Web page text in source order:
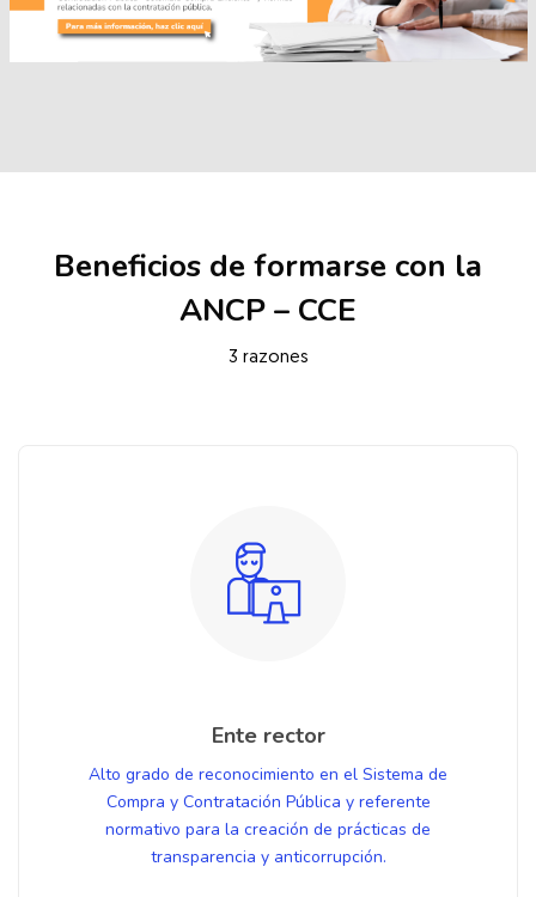
Beneficios de formarse con la
ANCP – CCE
3 razones
Ente rector
Alto grado de reconocimiento en el Sistema de
Compra y Contratación Pública y referente
normativo para la creación de prácticas de
transparencia y anticorrupción.